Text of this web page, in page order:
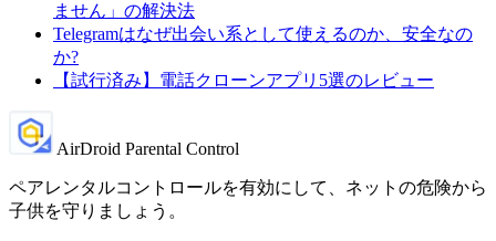
ません」の解決法
Telegramはなぜ出会い系として使えるのか、安全なの
か?
【試行済み】電話クローンアプリ5選のレビュー
AirDroid Parental Control
ペアレンタルコントロールを有効にして、ネットの危険から
子供を守りましょう。